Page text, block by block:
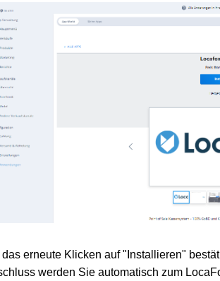
das erneute Klicken auf "Installieren"
werden Sie automatisch zum